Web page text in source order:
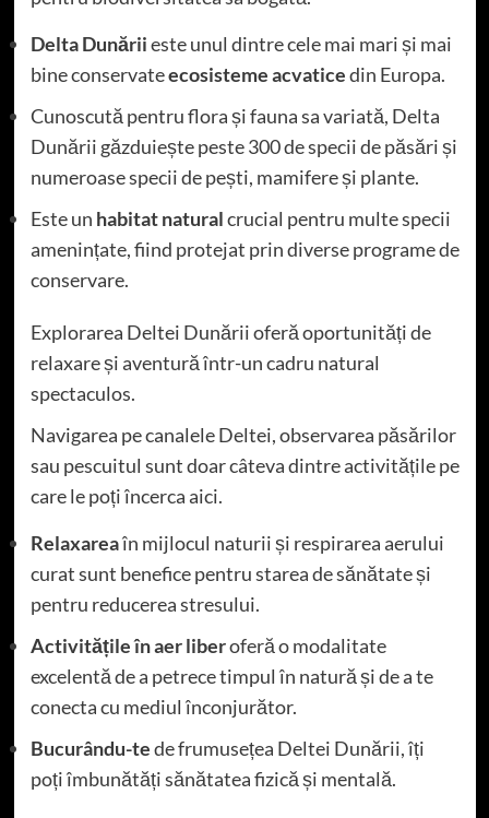
Delta Dunăriieste unul dintre cele mai mari și mai
bine conservateecosisteme acvaticedin Europa.
Cunoscută pentru flora și fauna sa variată, Delta
Dunării găzduiește peste 300 de specii de păsări și
numeroase specii de pești, mamifere și plante.
Este un habitat naturalcrucial pentru multe specii
amenințate, fiind protejat prin diverse programe de
conservare.
Explorarea Deltei Dunării oferă oportunități de
relaxare și aventură într-un cadru natural
spectaculos.
Navigarea pe canalele Deltei, observarea păsărilor
sau pescuitul sunt doar câteva dintre activitățile pe
care le poți încerca aici.
Relaxareaîn mijlocul naturii și respirarea aerului
curat sunt benefice pentru starea de sănătate și
pentru reducerea stresului.
Activitățile în aer liberoferă o modalitate
excelentă de a petrece timpul în natură și de a te
conecta cu mediul înconjurător.
Bucurându-tede frumusețea Deltei Dunării, îți
poți îmbunătăți sănătatea fizică și mentală.